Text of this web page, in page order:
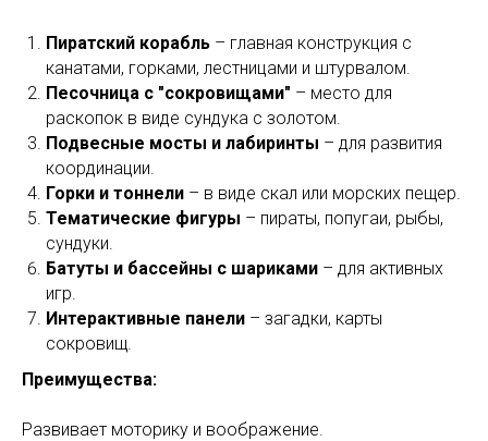
Пиратский корабль – главная конструкция с
канатами, горками, лестницами и штурвалом.
Песочница с "сокровищами" – место для
раскопок в виде сундука с золотом.
Подвесные мосты и лабиринты – для развития
координации.
Горки и тоннели – в виде скал или морских пещер.
Тематические фигуры – пираты, попугаи, рыбы,
сундуки.
Батуты и бассейны с шариками – для активных
игр.
Интерактивные панели – загадки, карты
сокровищ.
Преимущества:
Развивает моторику и воображение.